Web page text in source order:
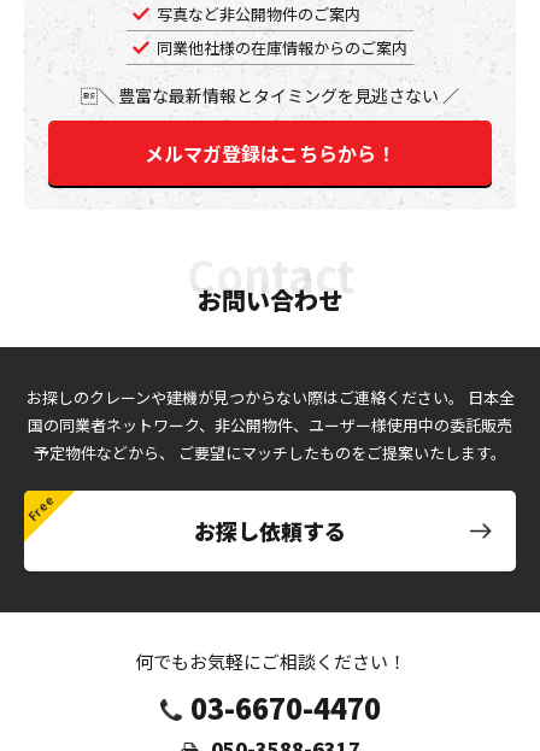
写真など非公開物件のご案内
同業他社様の在庫情報からのご案内
豊富な最新情報とタイミングを見逃さない
メルマガ登録はこちらから！
お問い合わせ
お探しのクレーンや建機が見つからない際はご連絡ください。
日本全
国の同業者ネットワーク、非公開物件、ユーザー様使用中の委託販売
予定物件などから、
ご要望にマッチしたものをご提案いたします。
お探し依頼する
何でもお気軽にご相談ください！
03-6670-4470